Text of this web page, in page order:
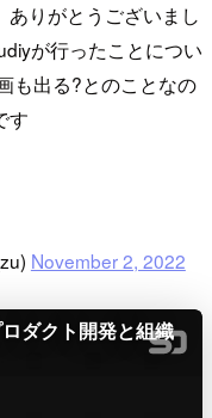
りがとうございまし
が行ったことについ
も出る?とのことなの
す
November 2, 2022